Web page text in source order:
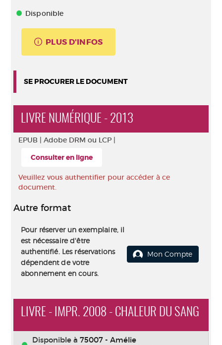
Disponible
PLUS D'INFOS
SE PROCURER LE DOCUMENT
LIVRE NUMÉRIQUE - 2013
EPUB | Adobe DRM ou LCP |
Consulter en ligne
Veuillez vous authentifier pour accéder à ce
document.
Autre format
Pour réserver un exemplaire, il
est nécessaire d'être
authentifié. Les réservations
dépendent de votre
abonnement en cours.
Mon Compte
LIVRE - IMPR. 2008 - CHALEUR DU SANG
Disponible à 75007 - Amélie